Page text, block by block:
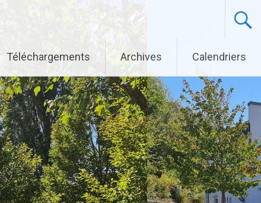
Téléchargements Archives Calendriers